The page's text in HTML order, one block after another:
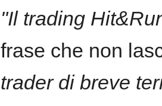
"Il trading
frase che non
trader di breve